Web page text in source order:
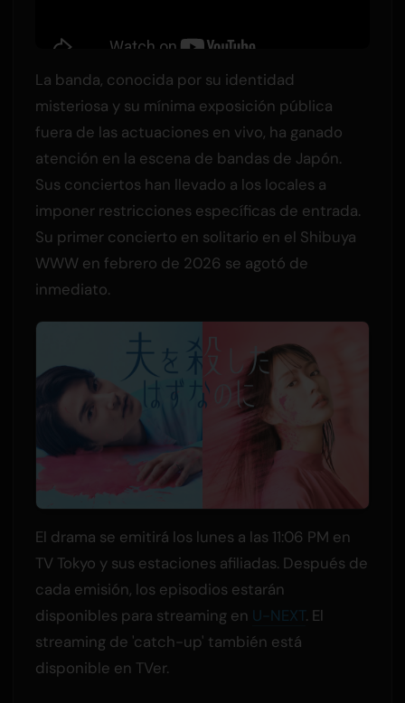
La banda, conocida por su identidad
misteriosa y su mínima exposición pública
fuera de las actuaciones en vivo, ha ganado
atención en la escena de bandas de Japón.
Sus conciertos han llevado a los locales a
imponer restricciones específicas de entrada.
Su primer concierto en solitario en el Shibuya
WWW en febrero de 2026 se agotó de
inmediato.
El drama se emitirá los lunes a las 11:06 PM en
TV Tokyo y sus estaciones afiliadas. Después de
cada emisión, los episodios estarán
disponibles para streaming en U-NEXT. El
streaming de 'catch-up' también está
disponible en TVer.